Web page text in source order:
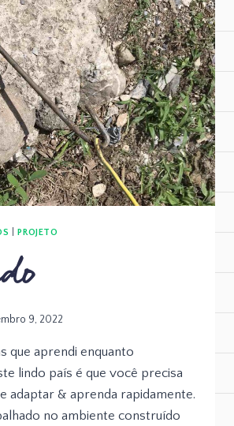
|PROJETO
9, 2022
que aprendi enquanto
lindo país é que você precisa
adaptar & aprenda rapidamente.
no ambiente construído